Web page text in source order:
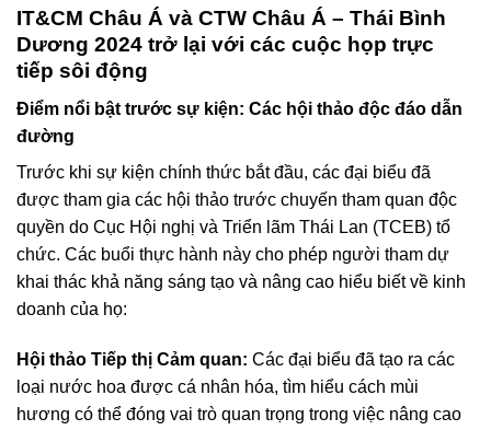
IT&CM Châu Á và CTW Châu Á – Thái Bình
Dương 2024 trở lại với các cuộc họp trực
tiếp sôi động
Điểm nổi bật trước sự kiện: Các hội thảo độc đáo dẫn
đường
Trước khi sự kiện chính thức bắt đầu, các đại biểu đã
được tham gia các hội thảo trước chuyến tham quan độc
quyền do Cục Hội nghị và Triển lãm Thái Lan (TCEB) tổ
chức. Các buổi thực hành này cho phép người tham dự
khai thác khả năng sáng tạo và nâng cao hiểu biết về kinh
doanh của họ:
Hội thảo Tiếp thị Cảm quan: Các đại biểu đã tạo ra các
loại nước hoa được cá nhân hóa, tìm hiểu cách mùi
hương có thể đóng vai trò quan trọng trong việc nâng cao